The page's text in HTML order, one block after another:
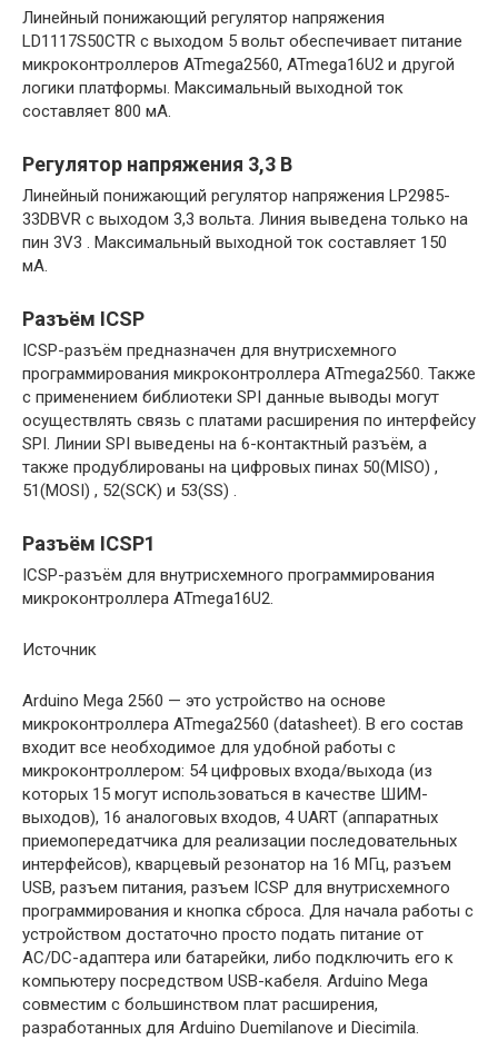
Линейный понижающий регулятор напряжения
LD1117S50CTR с выходом 5 вольт обеспечивает питание
микроконтроллеров ATmega2560, ATmega16U2 и другой
логики платформы. Максимальный выходной ток
составляет 800 мА.
Регулятор напряжения 3,3 В
Линейный понижающий регулятор напряжения LP2985-
33DBVR с выходом 3,3 вольта. Линия выведена только на
пин 3V3 . Максимальный выходной ток составляет 150
мА.
Разъём ICSP
ICSP-разъём предназначен для внутрисхемного
программирования микроконтроллера ATmega2560. Также
с применением библиотеки SPI данные выводы могут
осуществлять связь с платами расширения по интерфейсу
SPI. Линии SPI выведены на 6-контактный разъём, а
также продублированы на цифровых пинах 50(MISO) ,
51(MOSI) , 52(SCK) и 53(SS) .
Разъём ICSP1
ICSP-разъём для внутрисхемного программирования
микроконтроллера ATmega16U2.
Источник
Arduino Mega 2560 — это устройство на основе
микроконтроллера ATmega2560 (datasheet). В его состав
входит все необходимое для удобной работы с
микроконтроллером: 54 цифровых входа/выхода (из
которых 15 могут использоваться в качестве ШИМ-
выходов), 16 аналоговых входов, 4 UART (аппаратных
приемопередатчика для реализации последовательных
интерфейсов), кварцевый резонатор на 16 МГц, разъем
USB, разъем питания, разъем ICSP для внутрисхемного
программирования и кнопка сброса. Для начала работы с
устройством достаточно просто подать питание от
AC/DC-адаптера или батарейки, либо подключить его к
компьютеру посредством USB-кабеля. Arduino Mega
совместим с большинством плат расширения,
разработанных для Arduino Duemilanove и Diecimila.